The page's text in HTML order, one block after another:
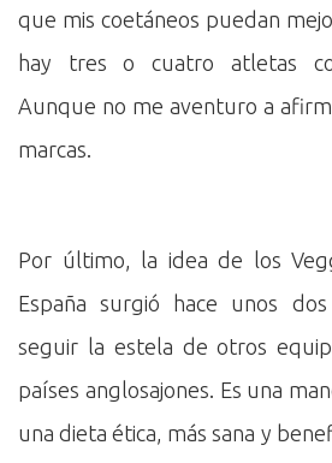
que mis coetáneos puedan
hay tres o cuatro atletas
Aunque no me aventuro a
marcas.
Por último, la idea de los
España surgió hace unos
seguir la estela de otros
países anglosajones. Es una
una dieta ética, más sana y